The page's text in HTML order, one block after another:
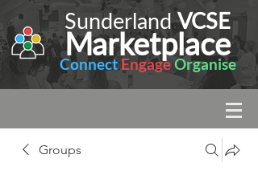
Marketplace
SunderlandVCSE
ConnectEngageOrganise
Groups